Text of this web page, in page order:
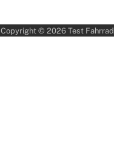
Copyright © 2026 Test Fahrrad